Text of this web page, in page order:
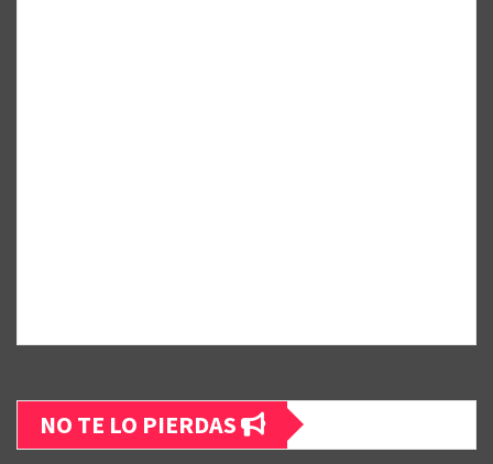
NO TE LO PIERDAS